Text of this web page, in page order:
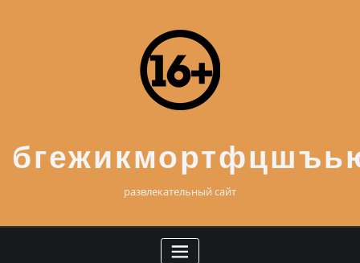
развлекательный сайт